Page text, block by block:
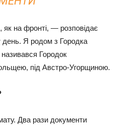
як на фронті, — розповідає
Я родом з Городка
називався Городок
під Австро-Угорщиною.
Два рази документи